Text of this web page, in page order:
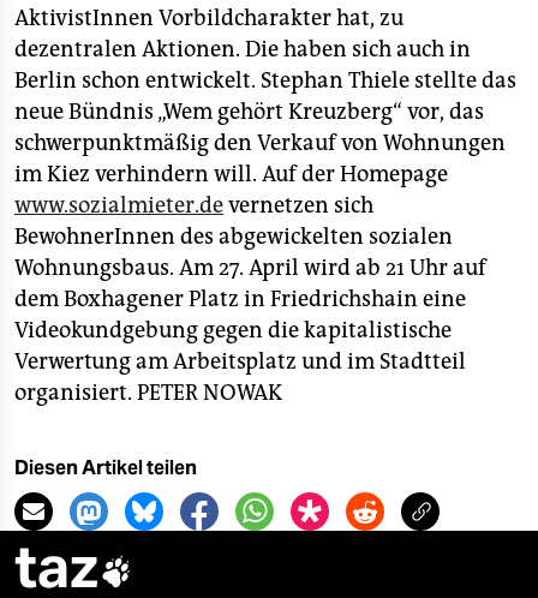
AktivistInnen Vorbildcharakter hat, zu
dezentralen Aktionen. Die haben sich auch in
Berlin schon entwickelt. Stephan Thiele stellte das
neue Bündnis „Wem gehört Kreuzberg“ vor, das
schwerpunktmäßig den Verkauf von Wohnungen
im Kiez verhindern will. Auf der Homepage
www.sozialmieter.devernetzen sich
BewohnerInnen des abgewickelten sozialen
Wohnungsbaus. Am 27. April wird ab 21 Uhr auf
dem Boxhagener Platz in Friedrichshain eine
Videokundgebung gegen die kapitalistische
Verwertung am Arbeitsplatz und im Stadtteil
organisiert. PETER NOWAK
Diesen Artikel teilen
taz